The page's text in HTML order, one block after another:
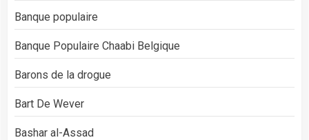
Banque populaire
Banque Populaire Chaabi Belgique
Barons de la drogue
Bart De Wever
Bashar al-Assad